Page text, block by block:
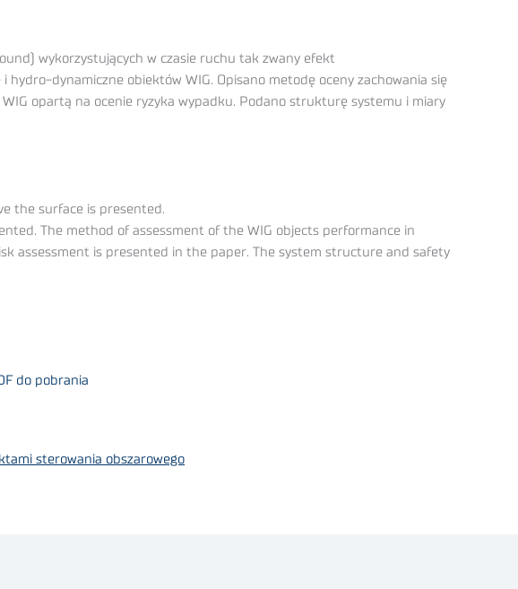
wykorzystujących w czasie ruchu tak zwany efekt
dynamiczne obiektów WIG. Opisano metodę oceny zachowania się
opartą na ocenie ryzyka wypadku. Podano strukturę systemu i miary
the surface is presented.
The method of assessment of the WIG objects performance in
assessment is presented in the paper. The system structure and safety
do pobrania
sterowania obszarowego